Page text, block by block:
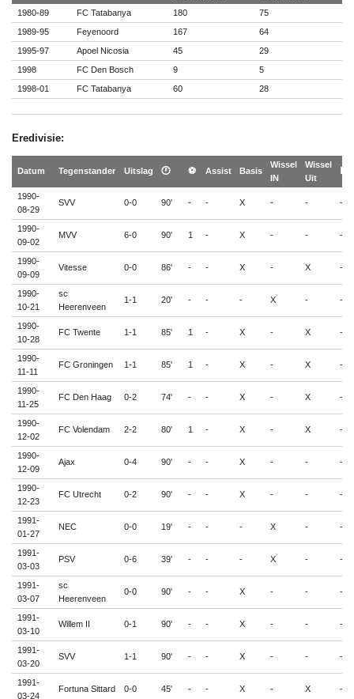
1980-89
FC Tatabanya 180
75
1989-95
Feyenoord 167
64
1995-97
Apoel Nicosia 45
29
1998
FC Den Bosch 9
5
1998-01
FC Tatabanya 60 28
Eredivisie:
Datum Tegenstander Uitslag 🕐 ⚽ Assist Basis
Wissel
IN
Wissel
Uit
1990-
08-29
SVV 0-0 90' - - X - - -
1990-
09-02
MVV 6-0 90' 1 - X - - -
1990-
09-09
Vitesse 0-0 86' - - X - X -
1990-
10-21
sc
Heerenveen
1-1 20' - - - X - -
1990-
10-28
FC Twente 1-1 85' 1 - X - X -
1990-
11-11
FC Groningen 1-1 85' 1 - X - X -
1990-
11-25
FC Den Haag 0-2 74' - - X - X -
1990-
12-02
FC Volendam 2-2 80' 1 - X - X -
1990-
12-09
Ajax 0-4 90' - - X - - -
1990-
12-23
FC Utrecht 0-2 90' - - X - - -
1991-
01-27
NEC 0-0 19' - - - X - -
1991-
03-03
PSV 0-6 39' - - - X - -
1991-
03-07
sc
Heerenveen
0-0 90' - - X - - -
1991-
03-10
Willem II 0-1 90' - - X - - -
1991-
03-20
SVV 1-1 90' - - X - - -
1991-
03-24
Fortuna Sittard 0-0 45' - - X - X -